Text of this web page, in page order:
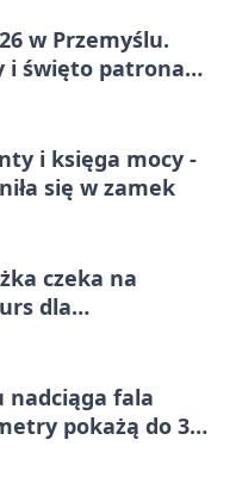
w Przemyślu.
i święto patrona
i księga mocy -
się w zamek
czeka na
dla
nadciąga fala
pokażą do 36